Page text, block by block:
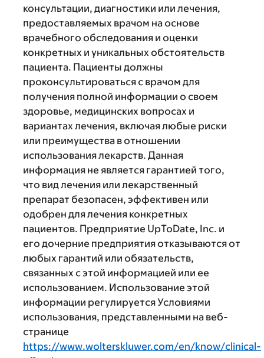
консультации, диагностики или лечения,
предоставляемых врачом на основе
врачебного обследования и оценки
конкретных и уникальных обстоятельств
пациента. Пациенты должны
проконсультироваться с врачом для
получения полной информации о своем
здоровье, медицинских вопросах и
вариантах лечения, включая любые риски
или преимущества в отношении
использования лекарств. Данная
информация не является гарантией того,
что вид лечения или лекарственный
препарат безопасен, эффективен или
одобрен для лечения конкретных
пациентов. Предприятие UpToDate, Inc. и
его дочерние предприятия отказываются от
любых гарантий или обязательств,
связанных с этой информацией или ее
использованием. Использование этой
информации регулируется Условиями
использования, представленными на веб-
странице
https://www.wolterskluwer.com/en/know/clinical-